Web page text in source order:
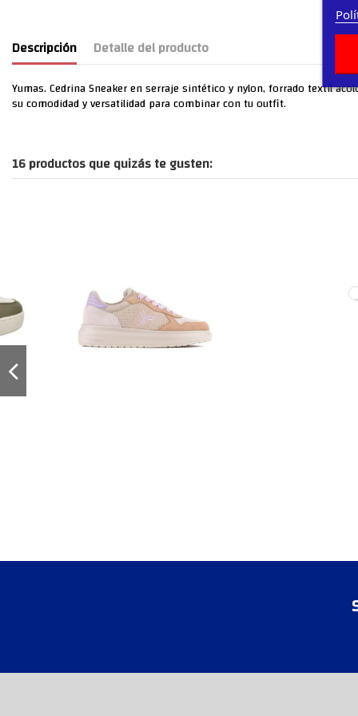
Descripción Detalle del producto
Yumas. Cedrina Sneaker en serraje sintético y nylon, forrado textil
su comodidad y versatilidad para combinar con tu outfit.
16 productos que quizás te gusten: